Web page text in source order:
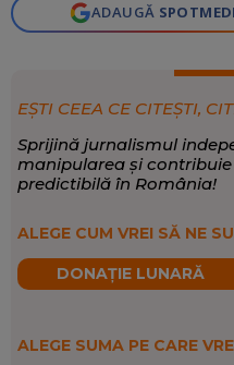
ADAUGĂ
EȘTI CEEA CE CITEȘTI,
Sprijină jurnalismul
manipularea și
predictibilă în România!
ALEGE CUM VREI SĂ NE
DONAȚIE LUNARĂ
ALEGE SUMA PE CARE